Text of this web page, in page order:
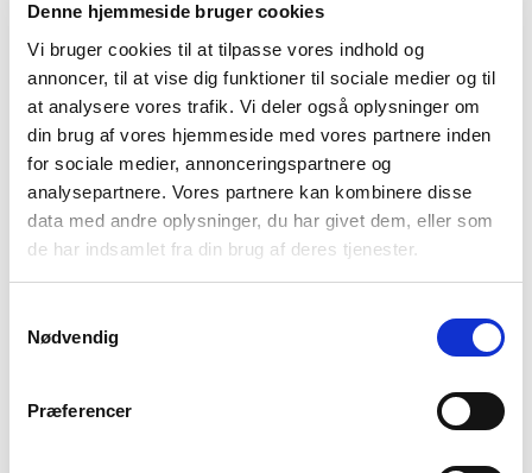
Denne hjemmeside bruger cookies
Vi bruger cookies til at tilpasse vores indhold og
annoncer, til at vise dig funktioner til sociale medier og til
at analysere vores trafik. Vi deler også oplysninger om
din brug af vores hjemmeside med vores partnere inden
for sociale medier, annonceringspartnere og
analysepartnere. Vores partnere kan kombinere disse
data med andre oplysninger, du har givet dem, eller som
de har indsamlet fra din brug af deres tjenester.
Nødvendig
Præferencer
Nougat/Off white
Vælg Størrelse